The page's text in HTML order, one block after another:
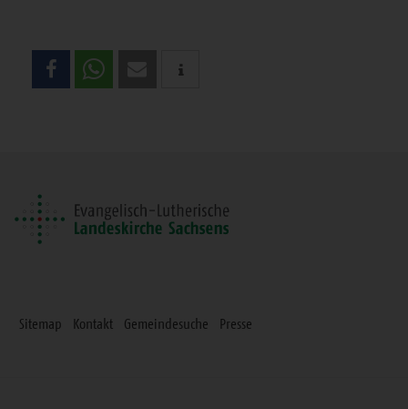
Teilen
Sie
Sitemap Kontakt Gemeindesuche Presse